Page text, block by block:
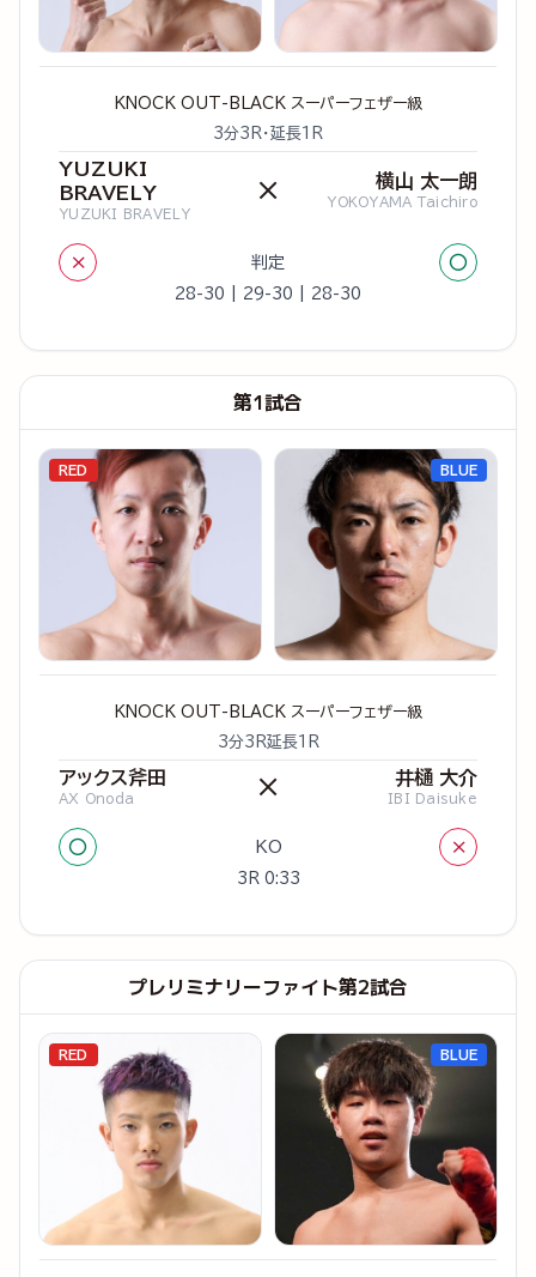
KNOCK OUT-BLACK スーパーフェザー級
3分3R・延長1R
YUZUKI
BRAVELY
YUZUKI BRAVELY
× 横山 太一朗
YOKOYAMA Taichiro
× 判定 ○
28-30 | 29-30 | 28-30
第1試合
RED
KNOCK OUT-BLACK スーパーフェザー級
3分3R延長1R
アックス斧田
AX Onoda × 井樋 大介
IBI Daisuke
○ KO ×
3R 0:33
BLUE
プレリミナリーファイト第2試合
RED BLUE